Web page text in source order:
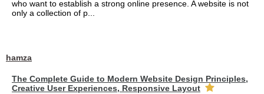
who want to establish a strong online presence. A website is not
only a collection of p...
hamza
The Complete Guide to Modern Website Design Principles,
Creative User Experiences, Responsive Layout